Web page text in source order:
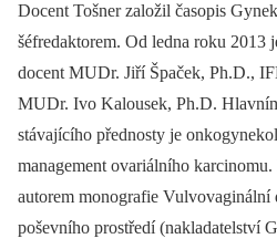
Docent Tošner založil časopis
šéfredaktorem. Od ledna roku 2013
docent MUDr. Jiří Špaček, Ph.D.,
MUDr. Ivo Kalousek, Ph.D.
stávajícího přednosty je
management ovariálního
autorem monografie Vulvovaginální
poševního prostředí (nakladatelství